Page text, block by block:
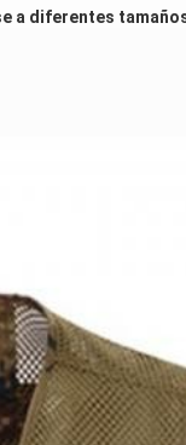
a diferentes